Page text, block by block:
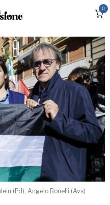
0
(Pd), Angelo Bonelli (Avs)